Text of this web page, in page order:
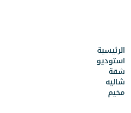
الرئيسية
استوديو
شقة
شاليه
مخيم